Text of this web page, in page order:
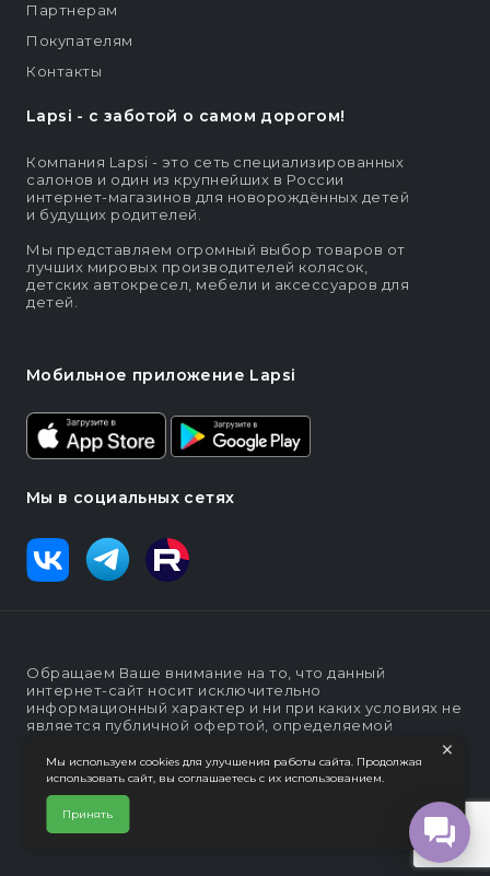
Lapsi - c заботой о самом дорогом!
Компания Lapsi - это сеть специализированных
салонов и один из крупнейших в России
интернет-магазинов для новорождённых детей
и будущих родителей.
Мы представляем огромный выбор товаров от
лучших мировых производителей колясок,
детских автокресел, мебели и аксессуаров для
детей.
Мобильное приложение Lapsi
Мы в социальных сетях
Партнерам
Покупателям
Контакты
Обращаем Ваше внимание на то, что данный
интернет-сайт носит исключительно
информационный характер и ни при каких условиях не
является публичной офертой, определяемой
положениями статьи п. 2 ст. 437 Гражданского кодекса
Российской Федерации
Политика конфеденциальности
Интернет-магазин "Lapsi".
×
Мы используем cookies для улучшения работы сайта. Продолжая
использовать сайт, вы соглашаетесь с их использованием.
Принять